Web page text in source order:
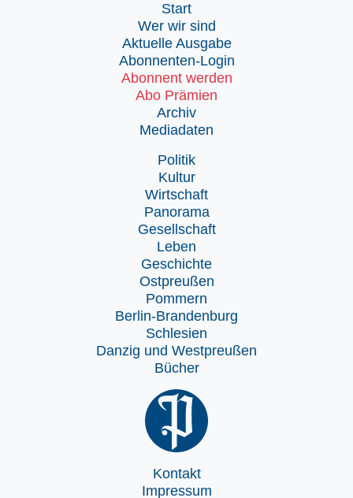
Start
Wer wir sind
Aktuelle Ausgabe
Abonnenten-Login
Abonnent werden
Abo Prämien
Archiv
Mediadaten
Politik
Kultur
Wirtschaft
Panorama
Gesellschaft
Leben
Geschichte
Ostpreußen
Pommern
Berlin-Brandenburg
Schlesien
Danzig und Westpreußen
Bücher
Kontakt
Impressum